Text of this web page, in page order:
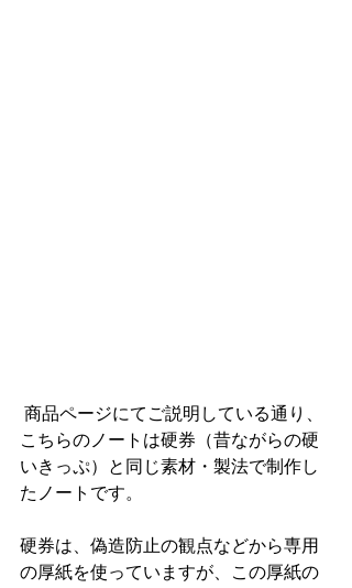
こちらのノートは硬券（昔ながらの硬
いきっぷ）と同じ素材・製法で制作し
たノートです。
硬券は、偽造防止の観点などから専用
の厚紙を使っていますが、この厚紙の